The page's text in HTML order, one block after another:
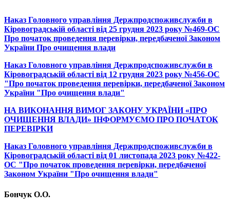
Наказ Головного управління Держпродспоживслужби в
Кіровоградській області від 25 грудня 2023 року №469-ОС
Про початок проведення перевірки, передбаченої Законом
України Про очищення влади
Наказ Головного управління Держпродспоживслужби в
Кіровоградській області від 12 грудня 2023 року №456-ОС
"Про початок проведення перевірки, передбаченої Законом
України "Про очищення влади"
НА ВИКОНАННЯ ВИМОГ ЗАКОНУ УКРАЇНИ «ПРО
ОЧИЩЕННЯ ВЛАДИ» ІНФОРМУЄМО ПРО ПОЧАТОК
ПЕРЕВІРКИ
Наказ Головного управління Держпродспоживслужби в
Кіровоградській області від 01 листопада 2023 року №422-
ОС "Про початок проведення перевірки, передбаченої
Законом України "Про очищення влади"
Бончук О.О.